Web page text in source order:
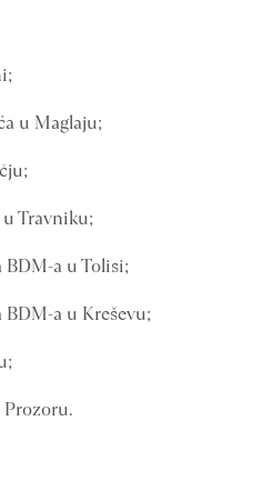
u Maglaju;
u Travniku;
BDM-a u Tolisi;
BDM-a u Kreševu;
Prozoru.